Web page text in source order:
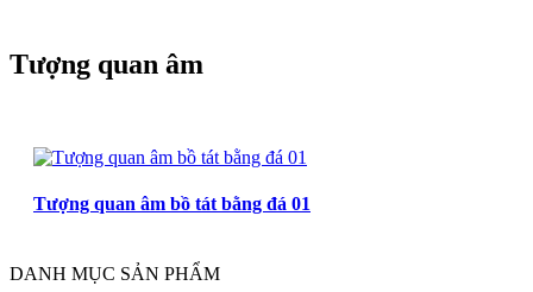
Tượng quan âm
Tượng quan âm bồ tát bằng đá 01
DANH MỤC SẢN PHẨM